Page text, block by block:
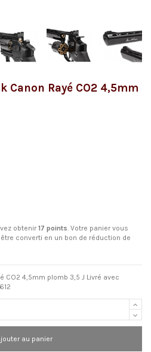
Canon Rayé CO2 4,5mm
obtenir 17 points . Votre panier vous
converti en un bon de réduction de
CO2 4,5mm plomb 3,5 J Livré avec
au panier